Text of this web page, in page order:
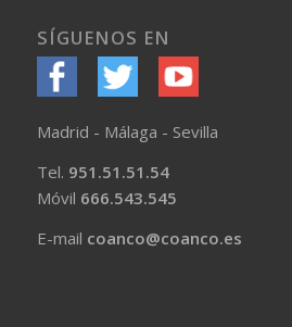
SÍGUENOS EN
Madrid - Málaga - Sevilla
Tel. 951.51.51.54
Móvil 666.543.545
E-mail coanco@coanco.es